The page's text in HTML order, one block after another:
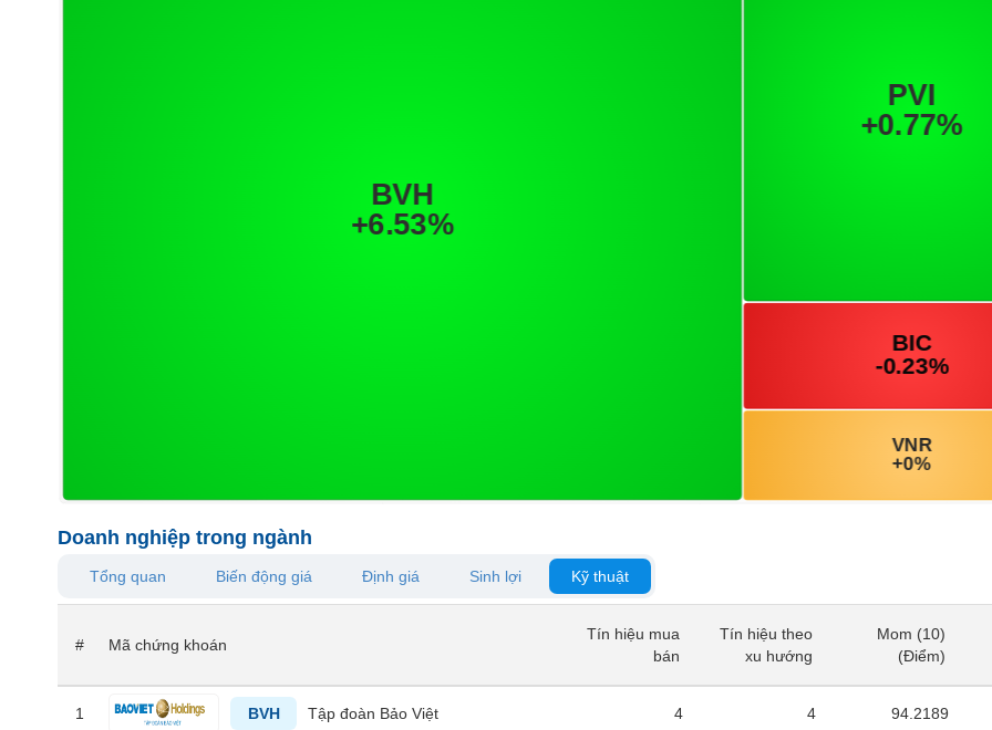
Doanh nghiệp trong ngành
Tổng quan Biến động giá Định giá Sinh lợi Kỹ thuật
Tín hiệu mua
bán
Tín hiệu theo
xu hướng
Mom (10)
(Điểm)
# Mã chứng khoán
Tín hiệu mua
bán
Tín hiệu theo
xu hướng
Mom (10)
(Điểm)
1 BVH Tập đoàn Bảo Việt 4 4 94.2189
NGUYÊN
LIỆU